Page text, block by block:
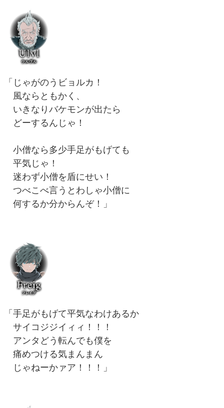
「じゃがのうビョルカ！
風ならともかく、
いきなりバケモンが出たら
どーするんじゃ！
小僧なら多少手足がもげても
平気じゃ！
迷わず小僧を盾にせい！
つべこべ言うとわしゃ小僧に
何するか分からんぞ！」
「手足がもげて平気なわけあるか
サイコジジイィィ！！！
アンタどう転んでも僕を
痛めつける気まんまん
じゃねーかァア！！！」